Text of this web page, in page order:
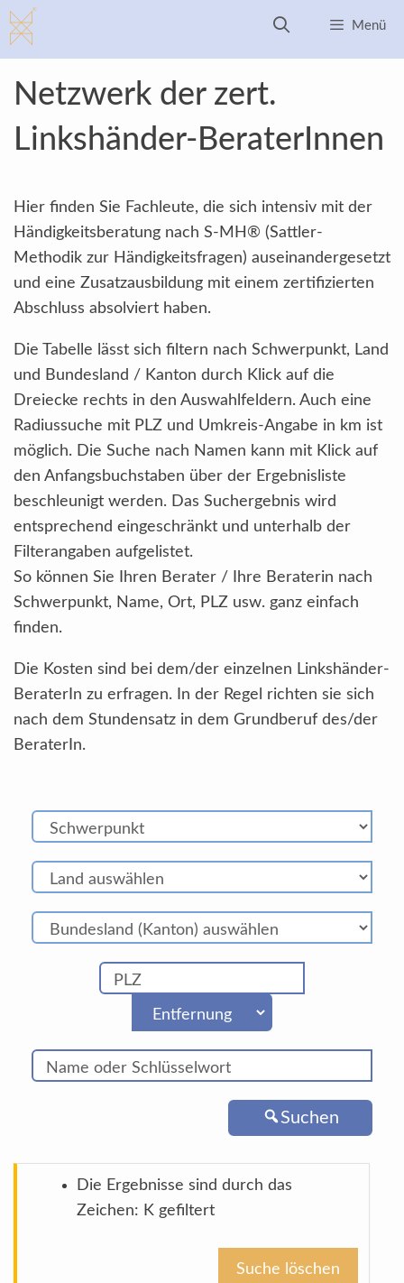
Zum
Inhalt
springen
Menü
Netzwerk der zert.
Linkshänder-BeraterInnen
Hier finden Sie Fachleute, die sich intensiv mit der
Händigkeitsberatung nach S-MH® (Sattler-
Methodik zur Händigkeitsfragen) auseinandergesetzt
und eine Zusatzausbildung mit einem zertifizierten
Abschluss absolviert haben.
Die Tabelle lässt sich filtern nach Schwerpunkt, Land
und Bundesland / Kanton durch Klick auf die
Dreiecke rechts in den Auswahlfeldern. Auch eine
Radiussuche mit PLZ und Umkreis-Angabe in km ist
möglich. Die Suche nach Namen kann mit Klick auf
den Anfangsbuchstaben über der Ergebnisliste
beschleunigt werden. Das Suchergebnis wird
entsprechend eingeschränkt und unterhalb der
Filterangaben aufgelistet.
So können Sie Ihren Berater / Ihre Beraterin nach
Schwerpunkt, Name, Ort, PLZ usw. ganz einfach
finden.
Die Kosten sind bei dem/der einzelnen Linkshänder-
BeraterIn zu erfragen. In der Regel richten sie sich
nach dem Stundensatz in dem Grundberuf des/der
BeraterIn.
Suchen
Die Ergebnisse sind durch das
Zeichen: K gefiltert
Suche löschen